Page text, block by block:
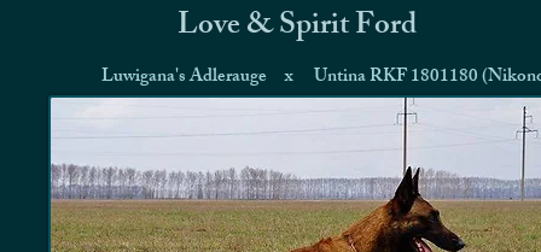
Love & Spirit Ford
Luwigana's Adlerauge Untina RKF 1801180
x